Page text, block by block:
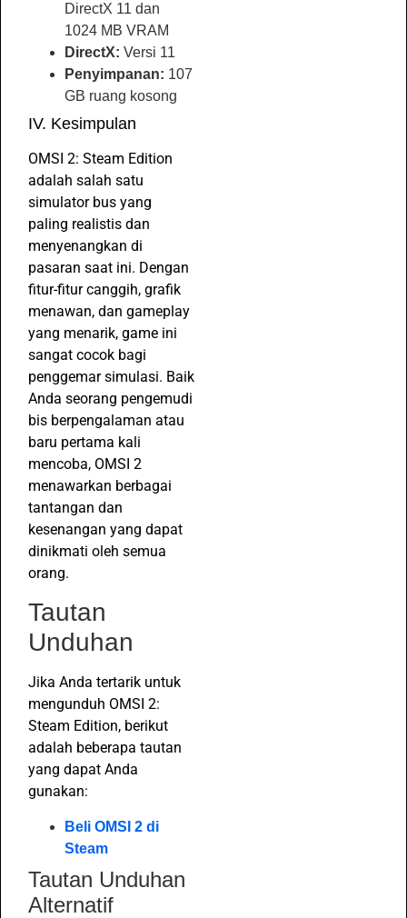
DirectX 11 dan
1024 MB VRAM
DirectX: Versi 11
Penyimpanan: 107
GB ruang kosong
IV. Kesimpulan
OMSI 2: Steam Edition
adalah salah satu
simulator bus yang
paling realistis dan
menyenangkan di
pasaran saat ini. Dengan
fitur-fitur canggih, grafik
menawan, dan gameplay
yang menarik, game ini
sangat cocok bagi
penggemar simulasi. Baik
Anda seorang pengemudi
bis berpengalaman atau
baru pertama kali
mencoba, OMSI 2
menawarkan berbagai
tantangan dan
kesenangan yang dapat
dinikmati oleh semua
orang.
Tautan
Unduhan
Jika Anda tertarik untuk
mengunduh OMSI 2:
Steam Edition, berikut
adalah beberapa tautan
yang dapat Anda
gunakan:
Beli OMSI 2 di
Steam
Tautan Unduhan
Alternatif